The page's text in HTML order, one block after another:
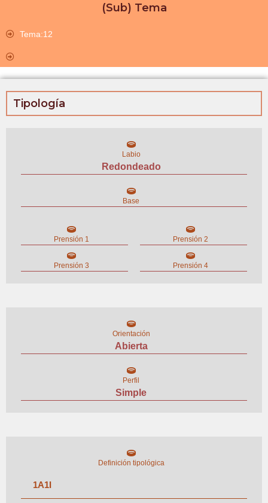
(Sub) Tema
Tema:12
Tipología
Labio
Redondeado
Base
Prensión 1 Prensión 2
Prensión 3 Prensión 4
Orientación
Abierta
Perfil
Simple
Definición tipológica
1A1I